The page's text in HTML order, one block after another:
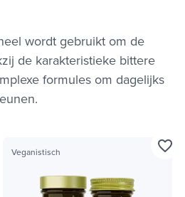
wordt gebruikt om de
de karakteristieke bittere
formules om dagelijks
Veganistisch favorite_border